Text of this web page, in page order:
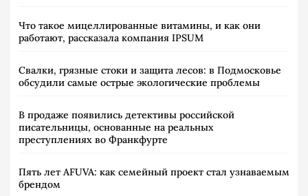
Что такое мицеллированные витамины, и как они
работают, рассказала компания IPSUM
Свалки, грязные стоки и защита лесов: в Подмосковье
обсудили самые острые экологические проблемы
В продаже появились детективы российской
писательницы, основанные на реальных
преступлениях во Франкфурте
Пять лет AFUVA: как семейный проект стал узнаваемым
брендом